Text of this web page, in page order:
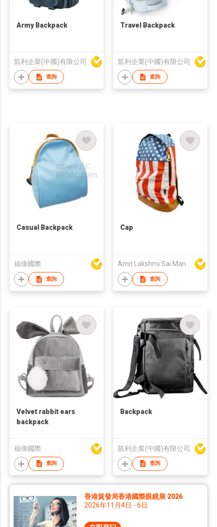
Army Backpack
凱利企業(中國)有限公司
查詢
Travel Backpack
凱利企業(中國)有限公司
查詢
Casual Backpack
福偉國際
查詢
Cap
Amit Lakshmi Sai Manufacturing
查詢
Velvet rabbit ears
backpack
福偉國際
查詢
Backpack
凱利企業(中國)有限公司
查詢
香港貿發局香港國際眼鏡展 2026
2026年11月4日 - 6日